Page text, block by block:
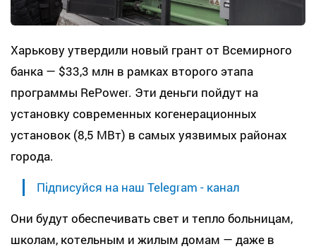
Харькову утвердили новый грант от Всемирного
банка — $33,3 млн в рамках второго этапа
программы RePower. Эти деньги пойдут на
установку современных когенерационных
установок (8,5 МВт) в самых уязвимых районах
города.
Підписуйся на наш Telegram - канал
Они будут обеспечивать свет и тепло больницам,
школам, котельным и жилым домам — даже в